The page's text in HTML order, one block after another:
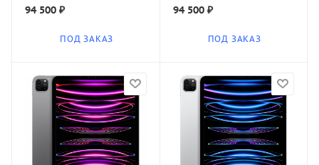
94 500 ₽
ПОД ЗАКАЗ
94 500₽
ПОД ЗАКАЗ